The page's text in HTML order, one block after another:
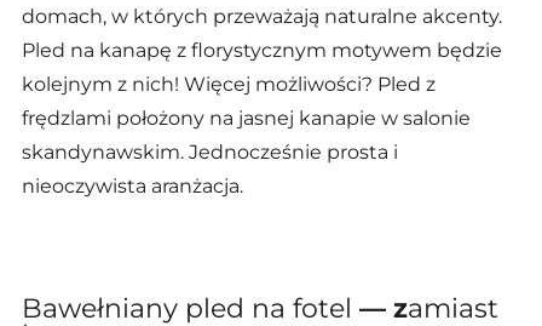
domach, w których przeważają naturalne akcenty.
Pled na kanapę z florystycznym motywem będzie
kolejnym z nich! Więcej możliwości? Pled z
frędzlami położony na jasnej kanapie w salonie
skandynawskim. Jednocześnie prosta i
nieoczywista aranżacja.
Bawełniany pled na fotel — zamiast